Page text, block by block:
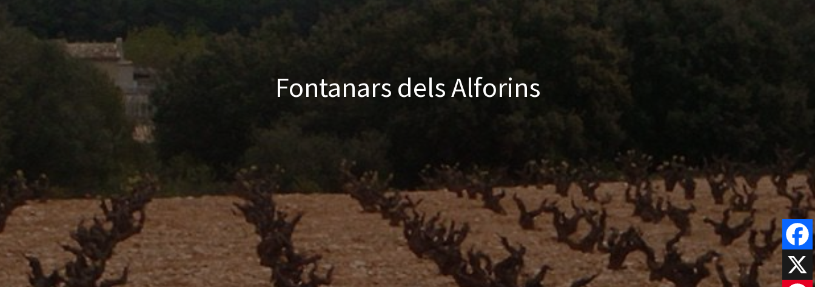
Fontanars dels Alforins